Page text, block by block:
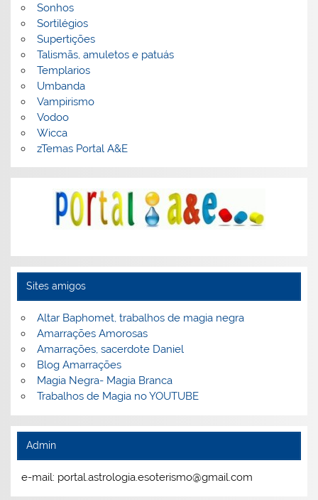
Sonhos
Sortilégios
Supertições
Talismãs, amuletos e patuás
Templarios
Umbanda
Vampirismo
Vodoo
Wicca
zTemas Portal A&E
Sites amigos
Altar Baphomet, trabalhos de magia negra
Amarrações Amorosas
Amarrações, sacerdote Daniel
Blog Amarrações
Magia Negra- Magia Branca
Trabalhos de Magia no YOUTUBE
Admin
e-mail: portal.astrologia.esoterismo@gmail.com